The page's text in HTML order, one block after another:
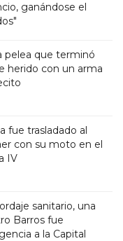
ganándose el
pelea que terminó
herido con un arma
fue trasladado al
con su moto en el
IV
sanitario, una
Barros fue
a la Capital